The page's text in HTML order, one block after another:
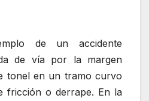
de un accidente
de vía por la margen
tonel en un tramo curvo
fricción o derrape. En la